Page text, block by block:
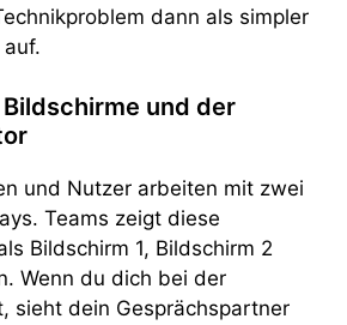
dann als simpler
und der
und Nutzer arbeiten mit zwei
Teams zeigt diese
Bildschirm 1, Bildschirm 2
Wenn du dich bei der
sieht dein Gesprächspartner